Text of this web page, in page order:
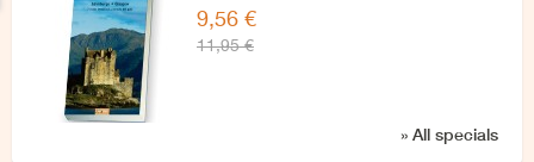
9,56 €
11,95 €
» All specials